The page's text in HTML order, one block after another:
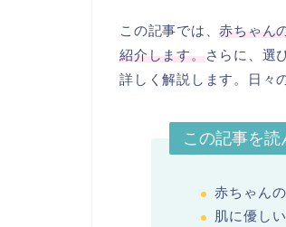
この記事では、赤ちゃん
紹介します。
さらに、選
詳しく解説します。日々
この記事を読
赤ちゃん
肌に優し